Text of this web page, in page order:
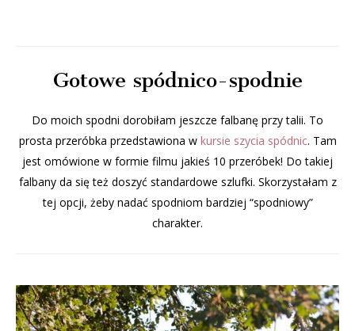
Gotowe spódnico-spodnie
Do moich spodni dorobiłam jeszcze falbanę przy talii. To
prosta przeróbka przedstawiona w kursie szycia spódnic. Tam
jest omówione w formie filmu jakieś 10 przeróbek! Do takiej
falbany da się też doszyć standardowe szlufki. Skorzystałam z
tej opcji, żeby nadać spodniom bardziej “spodniowy”
charakter.